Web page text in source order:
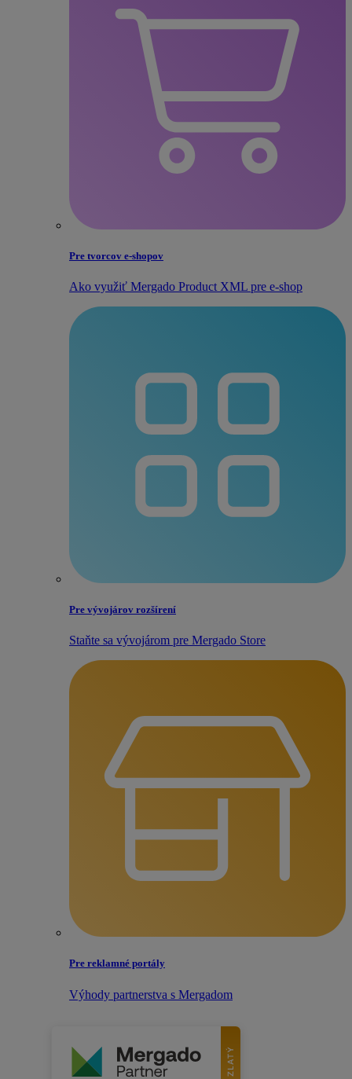
Pre tvorcov e‑shopov
Ako využiť Mergado Product XML pre e‑shop
Pre vývojárov rozšírení
Staňte sa vývojárom pre Mergado Store
Pre reklamné portály
Výhody partnerstva s Mergadom